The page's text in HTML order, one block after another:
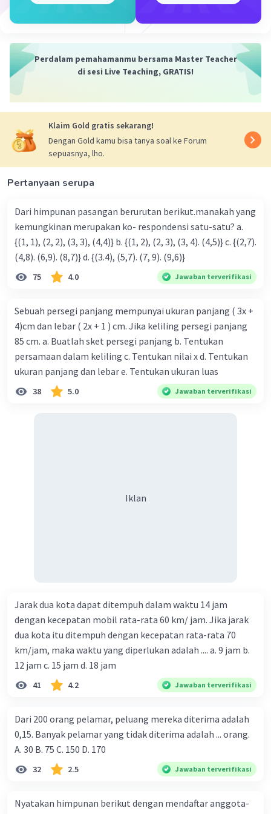
Indonesia termasuk himpunan tak berhingga.
Beri Rating·0.0(0) Balas
Perdalam pemahamanmu bersama Master Teacher
di sesi Live Teaching, GRATIS!
Klaim Gold gratis sekarang!
Dengan Gold kamu bisa tanya soal ke Forum
sepuasnya, lho.
Pertanyaan serupa
Dari himpunan pasangan berurutan berikut.manakah yang
kemungkinan merupakan ko- respondensi satu-satu? a.
{(1, 1), (2, 2), (3, 3), (4,4)} b. {(1, 2), (2, 3), (3, 4). (4,5)} c. {(2,7).
(4,8). (6,9). (8,7)} d. {(3.4), (5,7). (7, 9). (9,6)}
75 4.0 Jawaban terverifikasi
Sebuah persegi panjang mempunyai ukuran panjang ( 3x +
4)cm dan lebar ( 2x + 1 ) cm. Jika keliling persegi panjang
85 cm. a. Buatlah sket persegi panjang b. Tentukan
persamaan dalam keliling c. Tentukan nilai x d. Tentukan
ukuran panjang dan lebar e. Tentukan ukuran luas
38 5.0 Jawaban terverifikasi
Iklan
Jarak dua kota dapat ditempuh dalam waktu 14 jam
dengan kecepatan mobil rata-rata 60 km/ jam. Jika jarak
dua kota itu ditempuh dengan kecepatan rata-rata 70
km/jam, maka waktu yang diperlukan adalah .... a. 9 jam b.
12 jam c. 15 jam d. 18 jam
41 4.2 Jawaban terverifikasi
Dari 200 orang pelamar, peluang mereka diterima adalah
0,15. Banyak pelamar yang tidak diterima adalah ... orang.
A. 30 B. 75 C. 150 D. 170
32 2.5 Jawaban terverifikasi
Nyatakan himpunan berikut dengan mendaftar anggota-